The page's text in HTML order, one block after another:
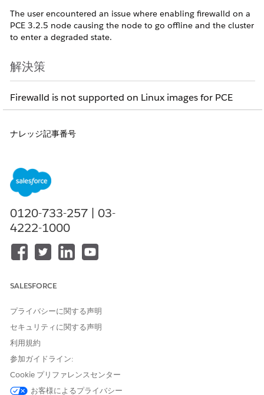
The user encountered an issue where enabling firewalld on a
PCE 3.2.5 node causing the node to go offline and the cluster
to enter a degraded state.
解決策
Firewalld is not supported on Linux images for PCE
ナレッジ記事番号
ご意見をお待ちしております。
0120-733-257 | 03-
4222-1000
SALESFORCE
プライバシーに関する声明
セキュリティに関する声明
利用規約
参加ガイドライン:
Cookie プリファレンスセンター
お客様によるプライバシー